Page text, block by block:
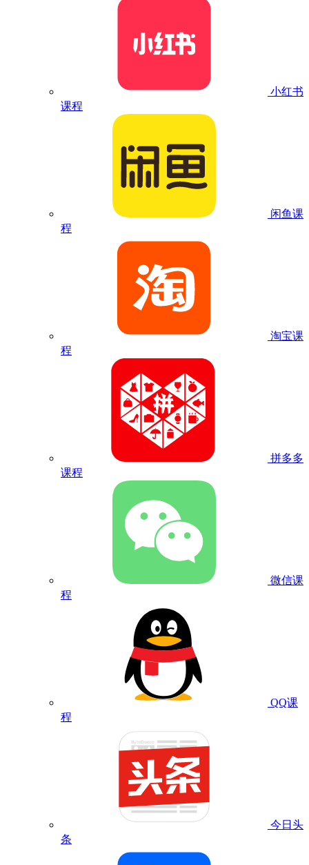
小红书
课程
闲鱼课
程
淘宝课
程
拼多多
课程
微信课
程
QQ课
程
今日头
条